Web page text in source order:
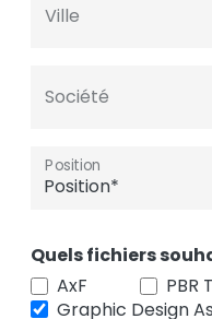
Ville
Société
Position
Quels fichiers
AxF
PBR
Graphic Design